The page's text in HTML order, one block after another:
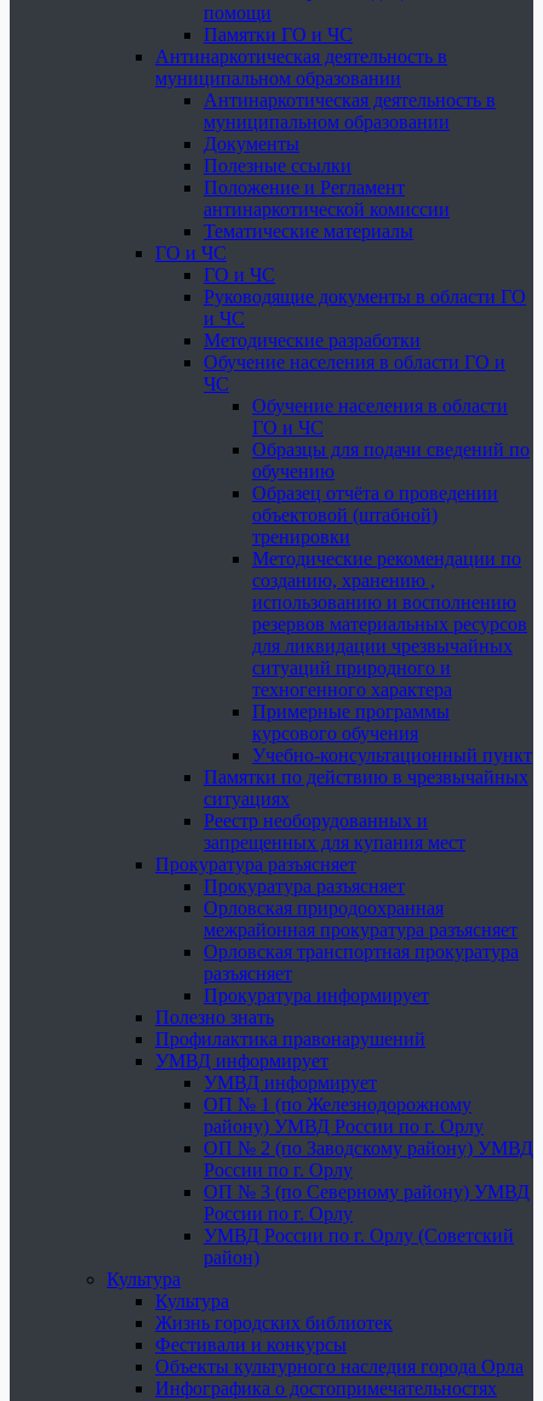
помощи
Памятки ГО и ЧС
Антинаркотическая деятельность в
муниципальном образовании
Антинаркотическая деятельность в
муниципальном образовании
Документы
Полезные ссылки
Положение и Регламент
антинаркотической комиссии
Тематические материалы
ГО и ЧС
ГО и ЧС
Руководящие документы в области ГО
и ЧС
Методические разработки
Обучение населения в области ГО и
ЧС
Обучение населения в области
ГО и ЧС
Образцы для подачи сведений по
обучению
Образец отчёта о проведении
объектовой (штабной)
тренировки
Методические рекомендации по
созданию, хранению ,
использованию и восполнению
резервов материальных ресурсов
для ликвидации чрезвычайных
ситуаций природного и
техногенного характера
Примерные программы
курсового обучения
Учебно-консультационный пункт
Памятки по действию в чрезвычайных
ситуациях
Реестр необорудованных и
запрещенных для купания мест
Прокуратура разъясняет
Прокуратура разъясняет
Орловская природоохранная
межрайонная прокуратура разъясняет
Орловская транспортная прокуратура
разъясняет
Прокуратура информирует
Полезно знать
Профилактика правонарушений
УМВД информирует
УМВД информирует
ОП № 1 (по Железнодорожному
району) УМВД России по г. Орлу
ОП № 2 (по Заводскому району) УМВД
России по г. Орлу
ОП № 3 (по Северному району) УМВД
России по г. Орлу
УМВД России по г. Орлу (Советский
район)
Культура
Культура
Жизнь городских библиотек
Фестивали и конкурсы
Объекты культурного наследия города Орла
Инфографика о достопримечательностях